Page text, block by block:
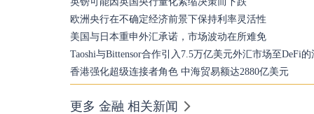
欧洲央行在不确定经济前景下保持利率灵活性
美国与日本重申外汇承诺，市场波动在所难免
Taoshi与Bittensor合作引入7.5万亿美元外汇市场至DeFi
香港强化超级连接者角色 中海贸易额达2880亿美元
更多 金融 相关新闻